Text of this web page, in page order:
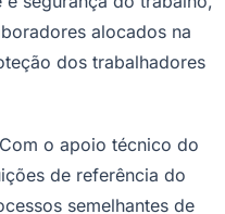
alocados na
dos trabalhadores
o apoio técnico do
de referência do
semelhantes de